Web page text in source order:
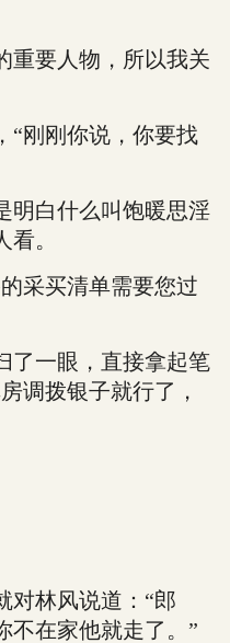
要人物，所以我关
刚刚你说，你要找
白什么叫饱暖思淫
。
采买清单需要您过
一眼，直接拿起笔
调拨银子就行了，
林风说道：“郎
不在家他就走了。”